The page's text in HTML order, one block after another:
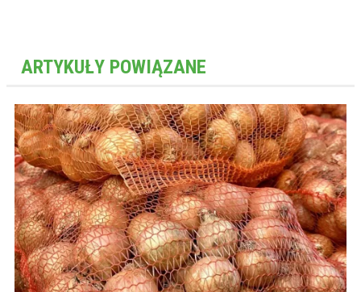
ARTYKUŁY POWIĄZANE